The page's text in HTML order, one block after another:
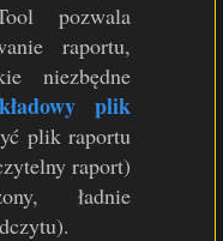
pozwala
raportu,
niezbędne
plik
plik raportu
raport)
ładnie